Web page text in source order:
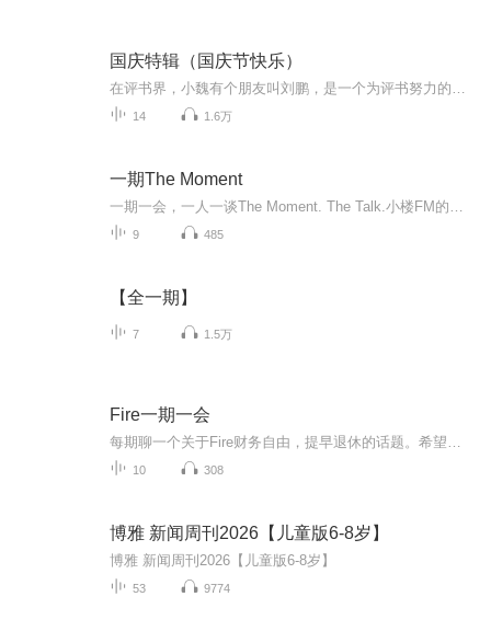
国庆特辑（国庆节快乐）
14 1.6万
一期The Moment
9 485
【全一期】
7 1.5万
Fire一期一会
10 308
博雅 新闻周刊2026【儿童版6-8岁】
博雅 新闻周刊2026【儿童版6-8岁】
53 9774